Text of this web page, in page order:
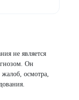
не является
Он
осмотра,